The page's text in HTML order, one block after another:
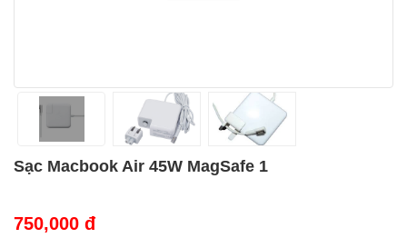
Sạc Macbook Air 45W MagSafe 1
750,000 đ